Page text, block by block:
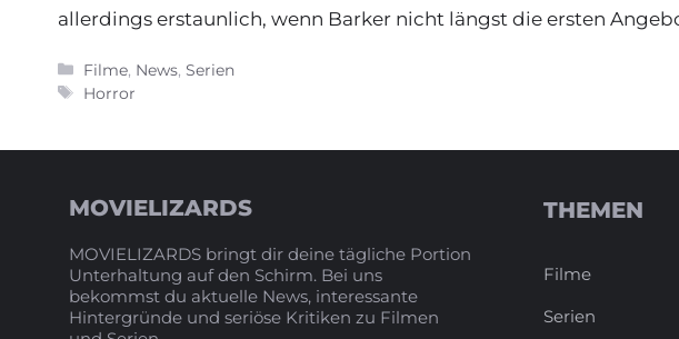
allerdings erstaunlich, wenn Barker nicht längst die ersten
Kategorien
Filme, News,Serien
Schlagwörter
Horror
MOVIELIZARDS
MOVIELIZARDS bringt dir deine tägliche Portion
Unterhaltung auf den Schirm. Bei uns
bekommst du aktuelle News, interessante
Hintergründe und seriöse Kritiken zu Filmen
THEMEN
Filme
Serien